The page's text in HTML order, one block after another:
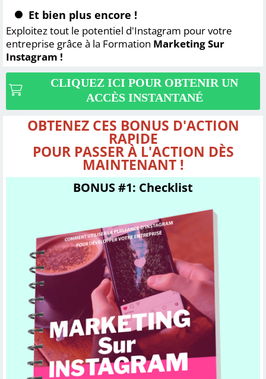
Et bien plus encore !
Exploitez tout le potentiel d'Instagram pour votre
entreprise grâce à la Formation Marketing Sur
Instagram !
CLIQUEZ ICI POUR OBTENIR UN
ACCÈS INSTANTANÉ
OBTENEZ CES BONUS D'ACTION
RAPIDE
POUR PASSER À L'ACTION DÈS
MAINTENANT !
BONUS #1: Checklist